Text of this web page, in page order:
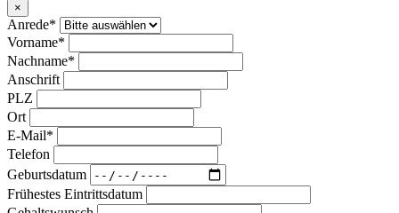
×
Anrede*
Vorname*
Nachname*
Anschrift
PLZ
Ort
E-Mail*
Telefon
Geburtsdatum
Frühestes Eintrittsdatum